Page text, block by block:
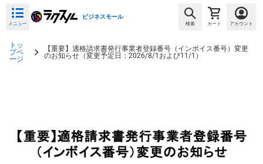
メニュー
ビジネスモール
検索 カート アカウント
トッ
プペ
ージ
【重要】適格請求書発行事業者登録番号（インボイス番号）変更
のお知らせ（変更予定日：2026/8/1および11/1）